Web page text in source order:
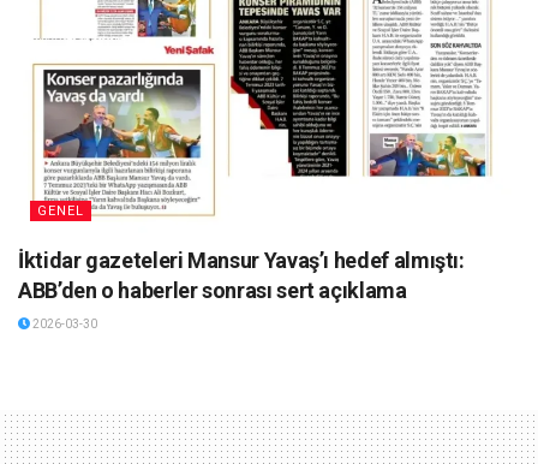
GENEL
İktidar gazeteleri Mansur Yavaş’ı hedef almıştı:
ABB’den o haberler sonrası sert açıklama
2026-03-30